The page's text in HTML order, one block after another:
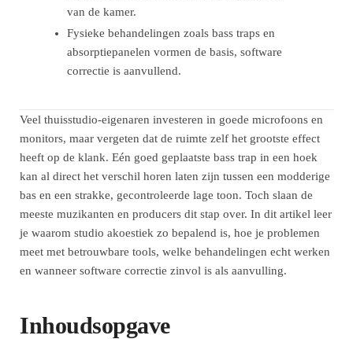
van de kamer.
Fysieke behandelingen zoals bass traps en
absorptiepanelen vormen de basis, software
correctie is aanvullend.
Veel thuisstudio-eigenaren investeren in goede microfoons en
monitors, maar vergeten dat de ruimte zelf het grootste effect
heeft op de klank. Eén goed geplaatste bass trap in een hoek
kan al direct het verschil horen laten zijn tussen een modderige
bas en een strakke, gecontroleerde lage toon. Toch slaan de
meeste muzikanten en producers dit stap over. In dit artikel leer
je waarom studio akoestiek zo bepalend is, hoe je problemen
meet met betrouwbare tools, welke behandelingen echt werken
en wanneer software correctie zinvol is als aanvulling.
Inhoudsopgave